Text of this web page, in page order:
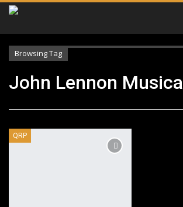
Browsing Tag
John Lennon Musica
QRP